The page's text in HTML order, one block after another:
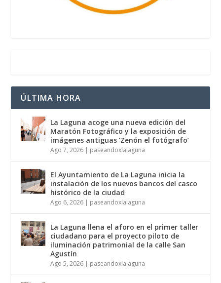
ÚLTIMA HORA
La Laguna acoge una nueva edición del
Maratón Fotográfico y la exposición de
imágenes antiguas ‘Zenón el fotógrafo’
Ago 7, 2026 paseandoxlalaguna
El Ayuntamiento de La Laguna inicia la
instalación de los nuevos bancos del casco
histórico de la ciudad
Ago 6, 2026 paseandoxlalaguna
La Laguna llena el aforo en el primer taller
ciudadano para el proyecto piloto de
iluminación patrimonial de la calle San
Agustín
Ago 5, 2026 paseandoxlalaguna